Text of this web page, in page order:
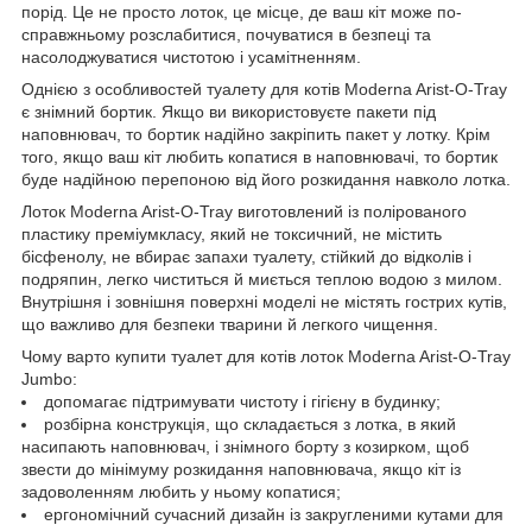
порід. Це не просто лоток, це місце, де ваш кіт може по-
справжньому розслабитися, почуватися в безпеці та
насолоджуватися чистотою і усамітненням.
Однією з особливостей туалету для котів Moderna Arist-O-Tray
є знімний бортик. Якщо ви використовуєте пакети під
наповнювач, то бортик надійно закріпить пакет у лотку. Крім
того, якщо ваш кіт любить копатися в наповнювачі, то бортик
буде надійною перепоною від його розкидання навколо лотка.
Лоток Moderna Arist-O-Tray виготовлений із полірованого
пластику преміумкласу, який не токсичний, не містить
бісфенолу, не вбирає запахи туалету, стійкий до відколів і
подряпин, легко чиститься й миється теплою водою з милом.
Внутрішня і зовнішня поверхні моделі не містять гострих кутів,
що важливо для безпеки тварини й легкого чищення.
Чому варто купити туалет для котів лоток Moderna Arist-O-Tray
Jumbo:
допомагає підтримувати чистоту і гігієну в будинку;
розбірна конструкція, що складається з лотка, в який
насипають наповнювач, і знімного борту з козирком, щоб
звести до мінімуму розкидання наповнювача, якщо кіт із
задоволенням любить у ньому копатися;
ергономічний сучасний дизайн із закругленими кутами для